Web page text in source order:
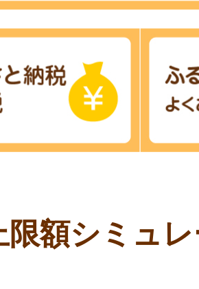
限額シミュ